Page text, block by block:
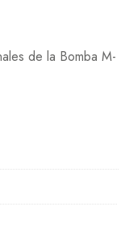
de la Bomba M-